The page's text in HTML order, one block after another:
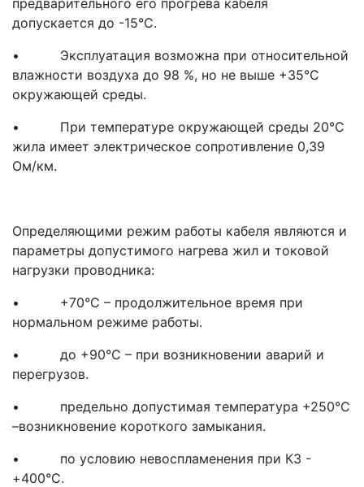
допускается до -15°С.
• Эксплуатация возможна при относительной
влажности воздуха до 98 %, но не выше +35°С
окружающей среды.
• При температуре окружающей среды 20°С
жила имеет электрическое сопротивление 0,39
Ом/км.
Определяющими режим работы кабеля являются и
параметры допустимого нагрева жил и токовой
нагрузки проводника:
• +70°С – продолжительное время при
нормальном режиме работы.
• до +90°С – при возникновении аварий и
перегрузов.
• предельно допустимая температура +250°С
–возникновение короткого замыкания.
• по условию невоспламенения при КЗ -
+400°С.